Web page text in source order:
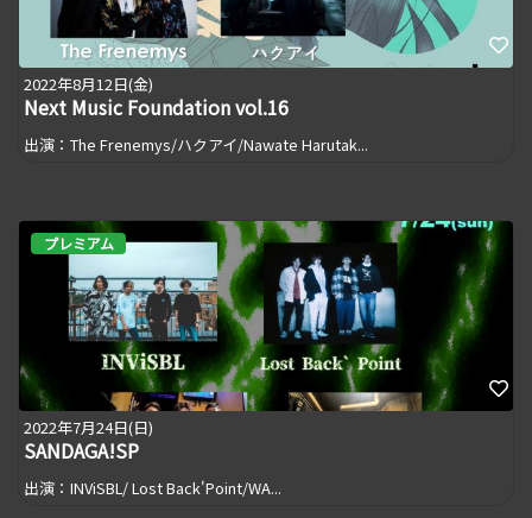
2022年8月12日(金)
Next Music Foundation vol.16
出演：The Frenemys/ハクアイ/Nawate Harutak...
プレミアム
2022年7月24日(日)
SANDAGA!SP
出演：INViSBL/ Lost Back'Point/WA...